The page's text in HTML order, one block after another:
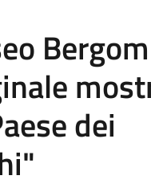
dei